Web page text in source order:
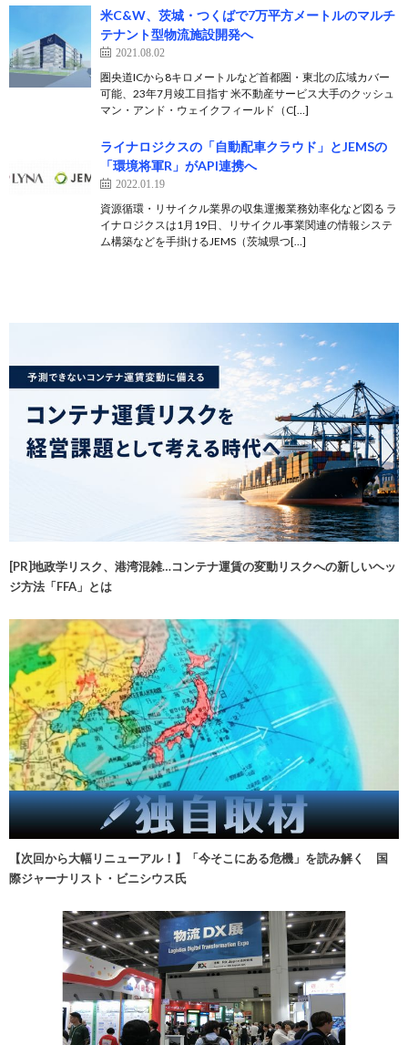
米C&W、茨城・つくばで7万平方メートルのマルチ
テナント型物流施設開発へ
2021.08.02
圏央道ICから8キロメートルなど首都圏・東北の広域カバー
可能、23年7月竣工目指す 米不動産サービス大手のクッシュ
マン・アンド・ウェイクフィールド（C[…]
ライナロジクスの「自動配車クラウド」とJEMSの
「環境将軍R」がAPI連携へ
2022.01.19
資源循環・リサイクル業界の収集運搬業務効率化など図る ラ
イナロジクスは1月19日、リサイクル事業関連の情報システ
ム構築などを手掛けるJEMS（茨城県つ[…]
[PR]地政学リスク、港湾混雑…コンテナ運賃の変動リスクへの新しいヘッ
ジ方法「FFA」とは
【次回から大幅リニューアル！】「今そこにある危機」を読み解く 国
際ジャーナリスト・ビニシウス氏